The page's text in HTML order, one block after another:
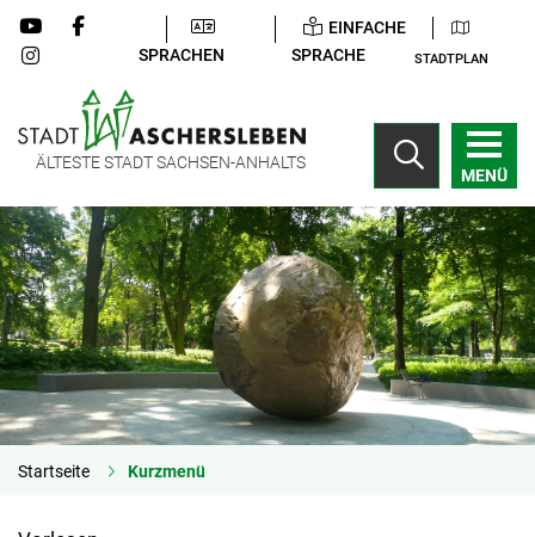
SPRACHEN
EINFACHE
SPRACHE
STADTPLAN
ÄLTESTE STADT SACHSEN-ANHALTS
MENÜ
Startseite Kurzmenü